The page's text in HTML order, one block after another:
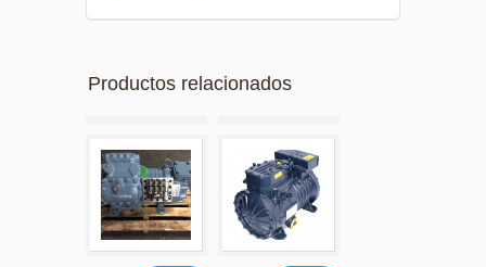
Productos relacionados